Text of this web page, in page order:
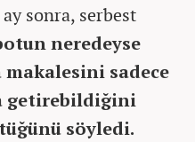
sonra, serbest
neredeyse
sadece
getirebildiğini
söyledi.